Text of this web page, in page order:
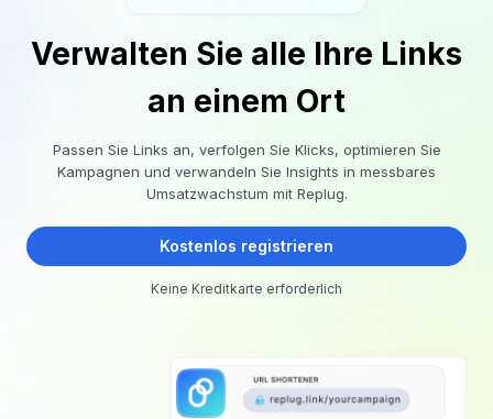
Verwalten Sie alle Ihre Links
an einem Ort
Passen Sie Links an, verfolgen Sie Klicks, optimieren Sie
Kampagnen und verwandeln Sie Insights in messbares
Umsatzwachstum mit Replug.
Kostenlos registrieren
Keine Kreditkarte erforderlich